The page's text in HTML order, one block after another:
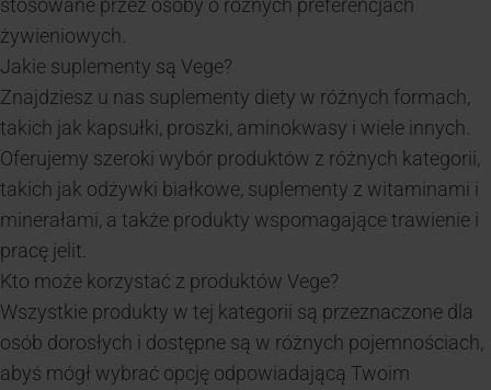
stosowane przez osoby o różnych preferencjach
żywieniowych.
Jakie suplementy są Vege?
Znajdziesz u nas suplementy diety w różnych formach,
takich jak kapsułki, proszki, aminokwasy i wiele innych.
Oferujemy szeroki wybór produktów z różnych kategorii,
takich jak odżywki białkowe, suplementy z witaminami i
minerałami, a także produkty wspomagające trawienie i
pracę jelit.
Kto może korzystać z produktów Vege?
Wszystkie produkty w tej kategorii są przeznaczone dla
osób dorosłych i dostępne są w różnych pojemnościach,
abyś mógł wybrać opcję odpowiadającą Twoim